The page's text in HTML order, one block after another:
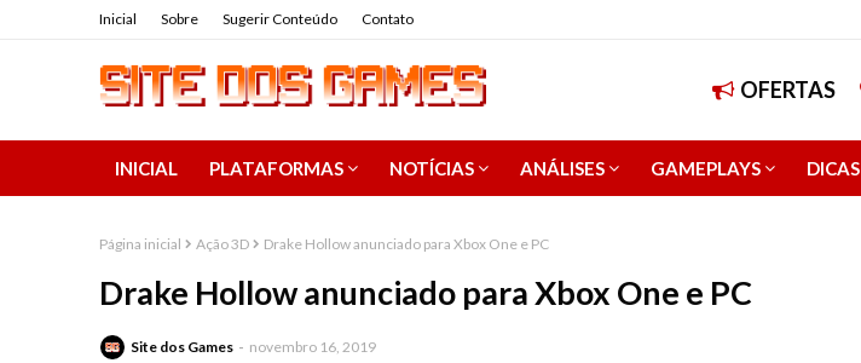
Inicial Sobre Sugerir Conteúdo Contato
OFERTAS
INICIAL PLATAFORMAS NOTÍCIAS ANÁLISES GAMEPLAYS DICAS
Página inicial Ação 3D Drake Hollow anunciado para Xbox One e PC
Drake Hollow anunciado para Xbox One e PC
Site dos Games novembro 16, 2019